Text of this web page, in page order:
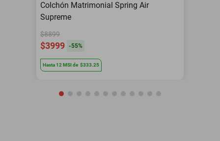
Colchón Matrimonial Spring Air
Supreme
$8899
$3999 -55%
Hasta12 MSIde $333.25